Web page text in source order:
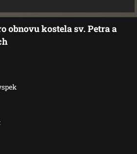
obnovu kostela sv. Petra a